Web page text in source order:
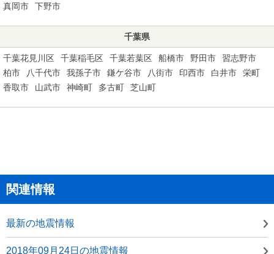
真岡市 下野市
千葉県
千葉花見川区 千葉稲毛区 千葉若葉区 船橋市 野田市
習志野市
柏市
八千代市 我孫子市 鎌ケ谷市 八街市 印西市 白井市
栄町
香取市
山武市 神崎町 多古町 芝山町
関連情報
最新の地震情報
2018年09月24日の地震情報